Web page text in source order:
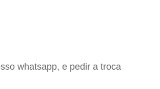
whatsapp, e pedir a troca